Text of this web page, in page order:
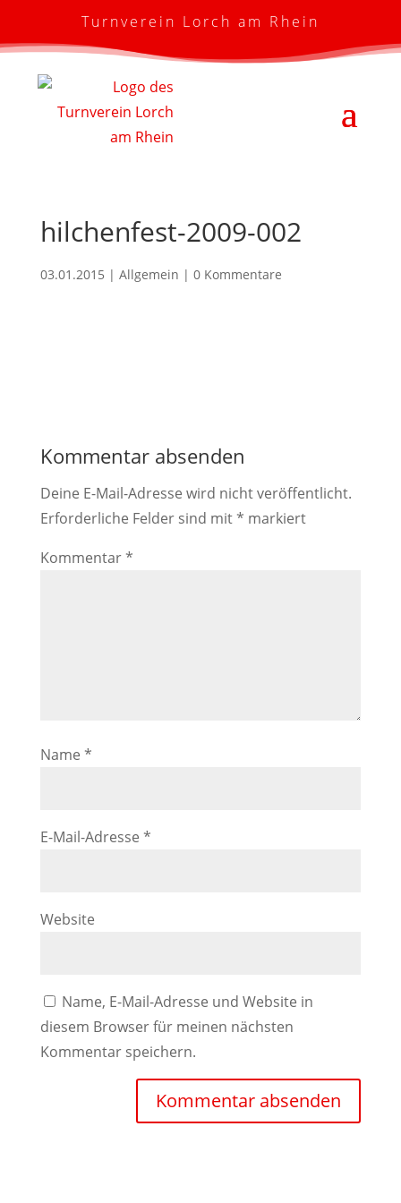
Turnverein Lorch am Rhein
hilchenfest-2009-002
03.01.2015 | Allgemein | 0 Kommentare
Kommentar absenden
Deine E-Mail-Adresse wird nicht veröffentlicht.
Erforderliche Felder sind mit* markiert
Kommentar*
Name *
E-Mail-Adresse *
Website
Name, E-Mail-Adresse und Website in
diesem Browser für meinen nächsten
Kommentar speichern.